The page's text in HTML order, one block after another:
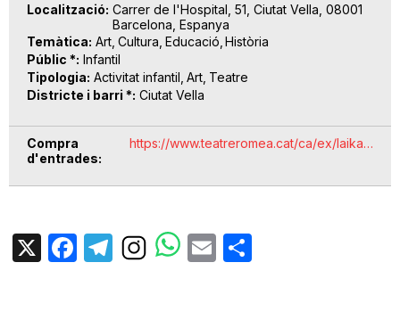
Localització Carrer de l'Hospital, 51, Ciutat Vella, 08001
Barcelona, Espanya
Temàtica Art Cultura Educació Història
Públic * Infantil
Tipologia Activitat infantil Art Teatre
Districte i barri * Ciutat Vella
Compra
d'entrades
https://www.teatreromea.cat/ca/ex/laika…
X Facebook
TelegramEmail